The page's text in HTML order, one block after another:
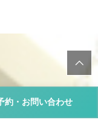
約・お問い合わせ